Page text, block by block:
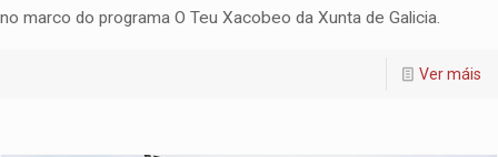
no marco do programa O Teu Xacobeo da Xunta de Galicia.
Ver máis